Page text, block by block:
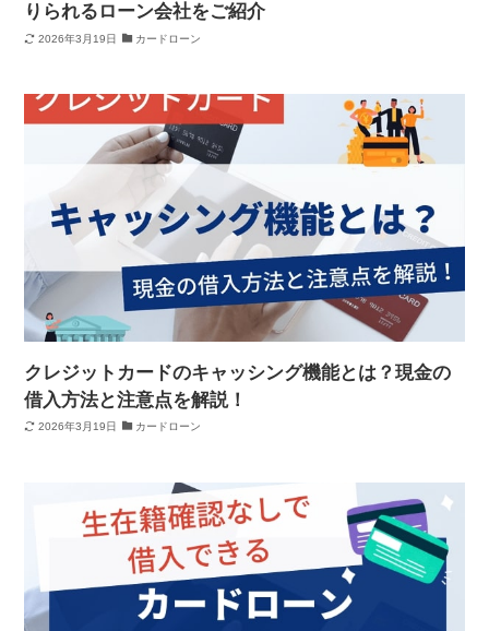
りられるローン会社をご紹介
2026年3月19日 カードローン
クレジットカードのキャッシング機能とは？現金の
借入方法と注意点を解説！
2026年3月19日 カードローン